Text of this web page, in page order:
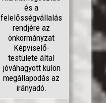
és a
felelősségvállalás
rendjére az
önkormányzat
Képviselő-
testülete által
jóváhagyott külön
megállapodás az
irányadó.